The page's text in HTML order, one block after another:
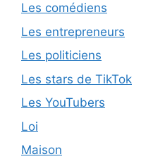
Les comédiens
Les entrepreneurs
Les politiciens
Les stars de TikTok
Les YouTubers
Loi
Maison